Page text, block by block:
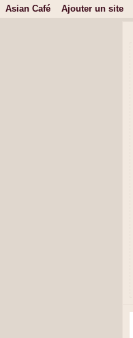
Asian Café Ajouter un site